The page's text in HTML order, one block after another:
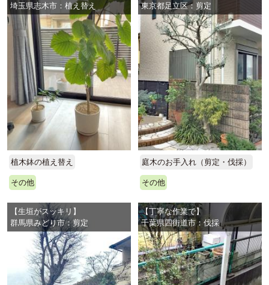
埼玉県志木市：植え替え
植木鉢の植え替え
その他
東京都足立区：剪定
庭木のお手入れ（剪定・伐採）
その他
【生垣がスッキリ】
群馬県みどり市：剪定
【丁寧な作業で】
千葉県四街道市：伐採